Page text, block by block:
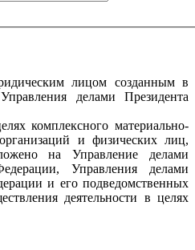
лицом созданным в
делами Президента
комплексного материально-
и физических лиц,
на Управление делами
Управления делами
и его подведомственных
деятельности в целях